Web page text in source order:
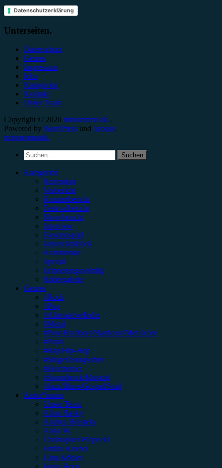
Datenschutzerklärung
Unterseiten.
Datenschutz
Genres
Impressum
Jobs
Kategorien
Kontakt
Unser Team
Copyright © 2026 minutenmusik..
Powered by WordPress und Arouse.
minutenmusik.
Suchen
nach:
Kategorien
Rezension
Vorbericht
Konzertbericht
Festivalbericht
Showbericht
Interview
Gewinnspiel
Jahresrückblick
Kommentar
Special
Erinnerungswürdig
Bildergalerie
Genres
#Rock
#Pop
#Alternative/Indie
#Metal
#Post-Hardcore/Hardcore/Metalcore
#Punk
#Rap/Hip-Hop
#Singer/Songwriter
#Electronica
#Soundtrack/Musical
#Jazz/Blues/Gospel/Soul
Autor*innen
Unser Team
Alina Hasky
Andrea Holstein
Anna W.
Christopher Filipecki
Emilia Knebel
Gina Köhler